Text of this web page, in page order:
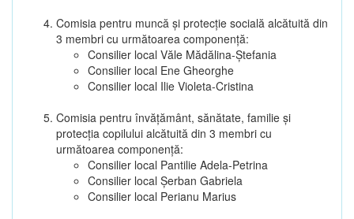
Comisia pentru muncă şi protecţie socială alcătuită din
3 membri cu următoarea componenţă:
Consilier local Văle Mădălina-Ștefania
Consilier local Ene Gheorghe
Consilier local Ilie Violeta-Cristina
Comisia pentru învăţământ, sănătate, familie şi
protecţia copilului alcătuită din 3 membri cu
următoarea componenţă:
Consilier local Pantilie Adela-Petrina
Consilier local Șerban Gabriela
Consilier local Perianu Marius